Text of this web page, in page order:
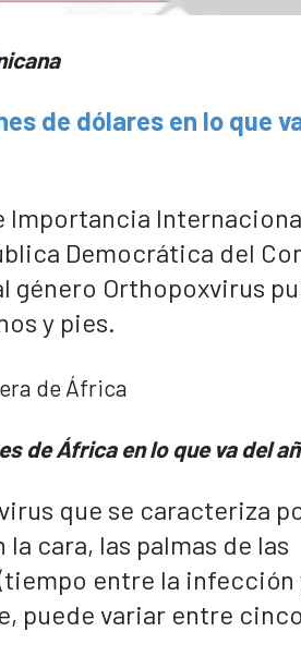
de dólares en lo que
Importancia
Democrática del
género Orthopoxvirus
y pies.
de África en lo que va del
que se caracteriza
cara, las palmas de las
entre la infección
puede variar entre cinco